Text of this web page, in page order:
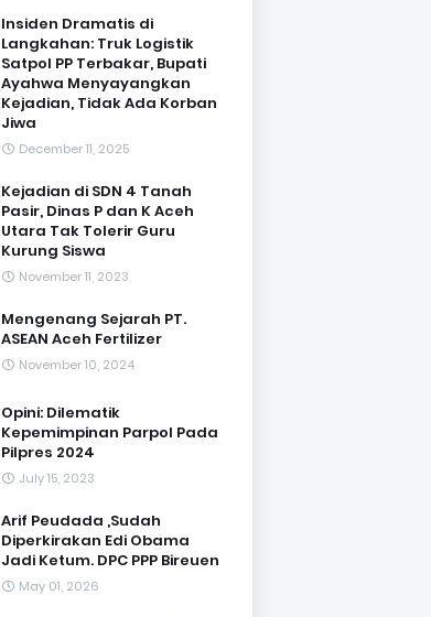
Insiden Dramatis di
Langkahan: Truk Logistik
Satpol PP Terbakar, Bupati
Ayahwa Menyayangkan
Kejadian, Tidak Ada Korban
Jiwa
December 11, 2025
Kejadian di SDN 4 Tanah
Pasir, Dinas P dan K Aceh
Utara Tak Tolerir Guru
Kurung Siswa
November 11, 2023
Mengenang Sejarah PT.
ASEAN Aceh Fertilizer
November 10, 2024
Opini: Dilematik
Kepemimpinan Parpol Pada
Pilpres 2024
July 15, 2023
Arif Peudada ,Sudah
Diperkirakan Edi Obama
Jadi Ketum. DPC PPP Bireuen
May 01, 2026